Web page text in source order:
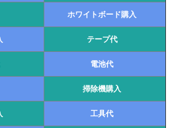
ホワイトボード購入
テープ代
電池代
掃除機購入
工具代